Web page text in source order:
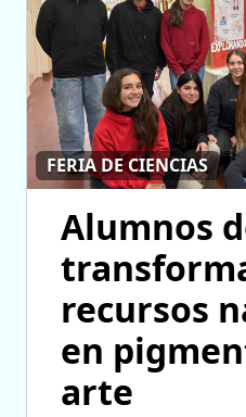
FERIA DE CIENCIAS
Alumnos
recursos
en
arte